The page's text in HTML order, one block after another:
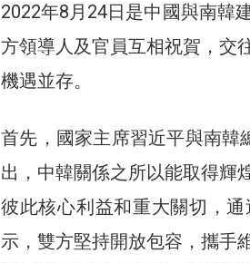
2022年8月24日是中國與南韓
方領導人及官員互相祝賀，交
機遇並存。
首先，國家主席習近平與南韓
出，中韓關係之所以能取得輝
彼此核心利益和重大關切，
示，雙方堅持開放包容，攜手